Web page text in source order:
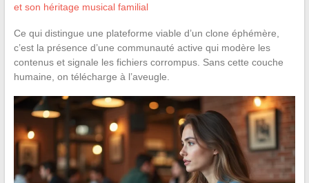
et son héritage musical familial
Ce qui distingue une plateforme viable d’un clone éphémère,
c’est la présence d’une communauté active qui modère les
contenus et signale les fichiers corrompus. Sans cette couche
humaine, on télécharge à l’aveugle.